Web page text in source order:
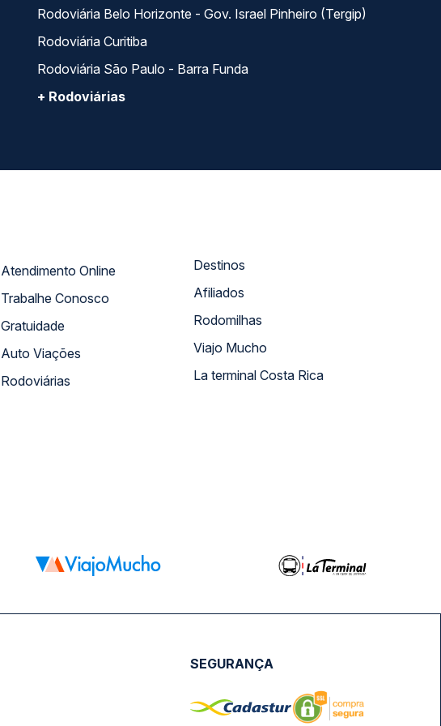
Rodoviária Belo Horizonte - Gov. Israel Pinheiro (Tergip)
Rodoviária Curitiba
Rodoviária São Paulo - Barra Funda
+ Rodoviárias
Atendimento Online
Trabalhe Conosco
Gratuidade
Auto Viações
Rodoviárias
Destinos
Afiliados
Rodomilhas
Viajo Mucho
La terminal Costa Rica
SEGURANÇA